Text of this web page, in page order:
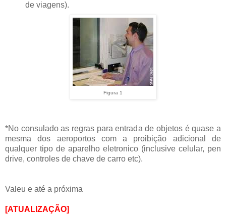
de viagens).
Figura 1
*No consulado as regras para entrada de objetos é quase a
mesma dos aeroportos com a proibição adicional de
qualquer tipo de aparelho eletronico (inclusive celular, pen
drive, controles de chave de carro etc).
Valeu e até a próxima
[ATUALIZAÇÃO]